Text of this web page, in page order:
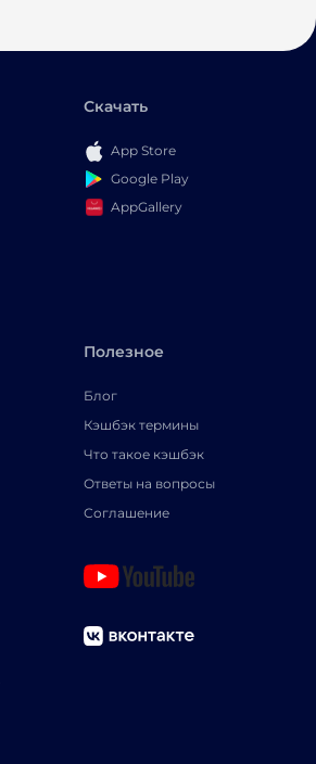
Скачать
App Store
Google Play
AppGallery
Полезное
Блог
Кэшбэк термины
Что такое кэшбэк
Ответы на вопросы
Соглашение